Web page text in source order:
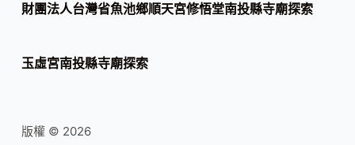
財團法人台灣省魚池鄉順天宮修悟堂南投縣寺廟探索
玉虛宮南投縣寺廟探索
版權 © 2026